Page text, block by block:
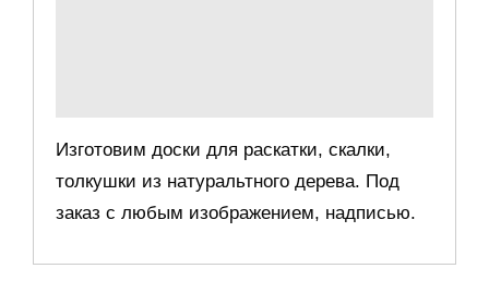
Изготовим доски для раскатки, скалки,
толкушки из натуральтного дерева. Под
заказ с любым изображением, надписью.